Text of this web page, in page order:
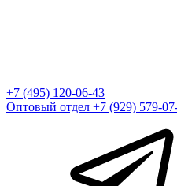
+7 (495) 120-06-43
Оптовый отдел +7 (929) 579-